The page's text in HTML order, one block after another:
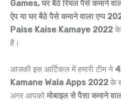
Games, घर बैठे रियल पैसे कमाने
ऐप या घर बैठे पैसे कमाने वाला एप्प
Paise Kaise Kamaye 2022 के
है।
आजकी इस आर्टिकल में हमारी टीम ने
Kamane Wala Apps 2022 के
अगर आपको मोबाइल से पैसा कमाने